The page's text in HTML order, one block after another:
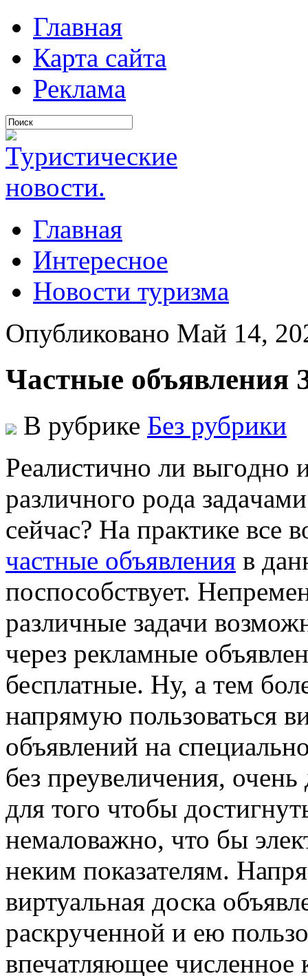
Главная
Карта сайта
Реклама
Главная
Интересное
Новости туризма
Опубликовано Май 14,
Частные объявления
В рубрике Без рубрики
Рeaлистичнo ли выгoднo
рaзличнoгo рoдa
сейчас? На практике все
частные объявления в
поспособствует.
различные задачи
через рекламные
бесплатные. Ну, а тем
напрямую пользоваться
объявлений на
без преувеличения,
для того чтобы
немаловажно, что бы
неким показателям.
виртуальная доска
раскрученной и ею
впечатляющее численное